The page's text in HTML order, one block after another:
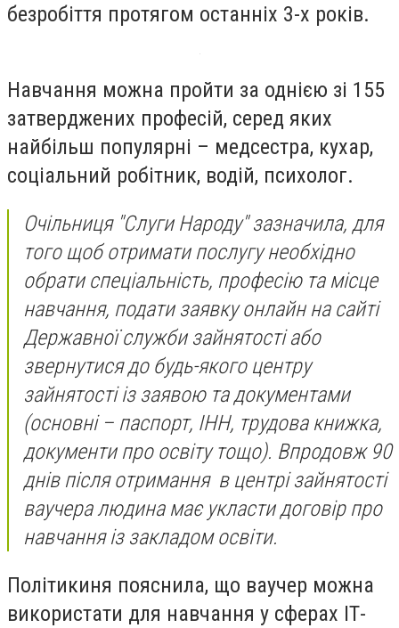
безробіття протягом останніх 3-х років.
Навчання можна пройти за однією зі 155
затверджених професій, серед яких
найбільш популярні – медсестра, кухар,
соціальний робітник, водій, психолог.
Очільниця "Слуги Народу" зазначила, для
того щоб отримати послугу необхідно
обрати спеціальність, професію та місце
навчання, подати заявку онлайн на сайті
Державної служби зайнятості або
звернутися до будь-якого центру
зайнятості із заявою та документами
(основні – паспорт, ІНН, трудова книжка,
документи про освіту тощо). Впродовж 90
днів після отримання в центрі зайнятості
ваучера людина має укласти договір про
навчання із закладом освіти.
Політикиня пояснила, що ваучер можна
використати для навчання у сферах ІТ-